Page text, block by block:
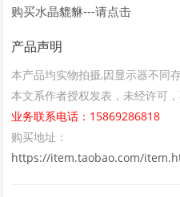
购买水晶貔貅---请点击
产品声明
本产品均实物拍摄,因显示器不同
本文系作者授权发表，未经许可，
业务联系电话：15869286818
购买地址：
https://item.taobao.com/